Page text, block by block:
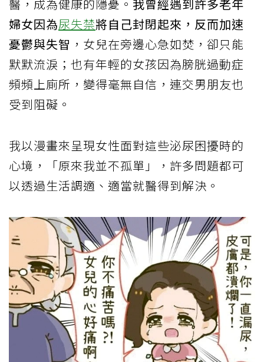
醫，成為健康的隱憂。 我曾經遇到許多老年
婦女因為尿失禁將自己封閉起來，反而加速
憂鬱與失智 ，女兒在旁邊心急如焚，卻只能
默默流淚；也有年輕的女孩因為膀胱過動症
頻頻上廁所，變得毫無自信，連交男朋友也
受到阻礙。
我以漫畫來呈現女性面對這些泌尿困擾時的
心境，「原來我並不孤單」，許多問題都可
以透過生活調適、適當就醫得到解決。